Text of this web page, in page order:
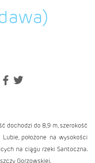
dochodzi do 8,9 m, szerokość
położone na wysokości
na ciągu rzeki Santoczna.
Gorzowskiej.